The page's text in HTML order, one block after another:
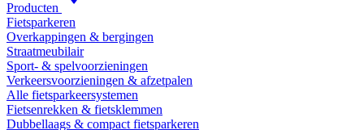
Producten
Fietsparkeren
Overkappingen & bergingen
Straatmeubilair
Sport- & spelvoorzieningen
Verkeersvoorzieningen & afzetpalen
Alle fietsparkeersystemen
Fietsenrekken & fietsklemmen
Dubbellaags & compact fietsparkeren